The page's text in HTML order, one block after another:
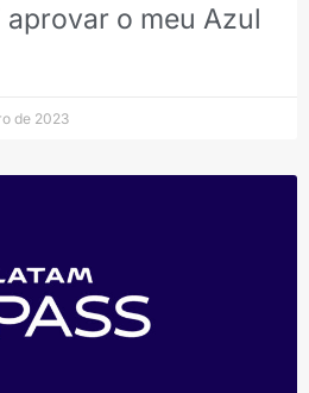
o meu Azul
de 2023